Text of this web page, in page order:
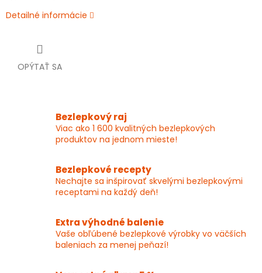
Detailné informácie
OPÝTAŤ SA
Bezlepkový raj
Viac ako 1 600 kvalitných bezlepkových
produktov na jednom mieste!
Bezlepkové recepty
Nechajte sa inšpirovať skvelými bezlepkovými
receptami na každý deň!
Extra výhodné balenie
Vaše obľúbené bezlepkové výrobky vo väčších
baleniach za menej peňazí!